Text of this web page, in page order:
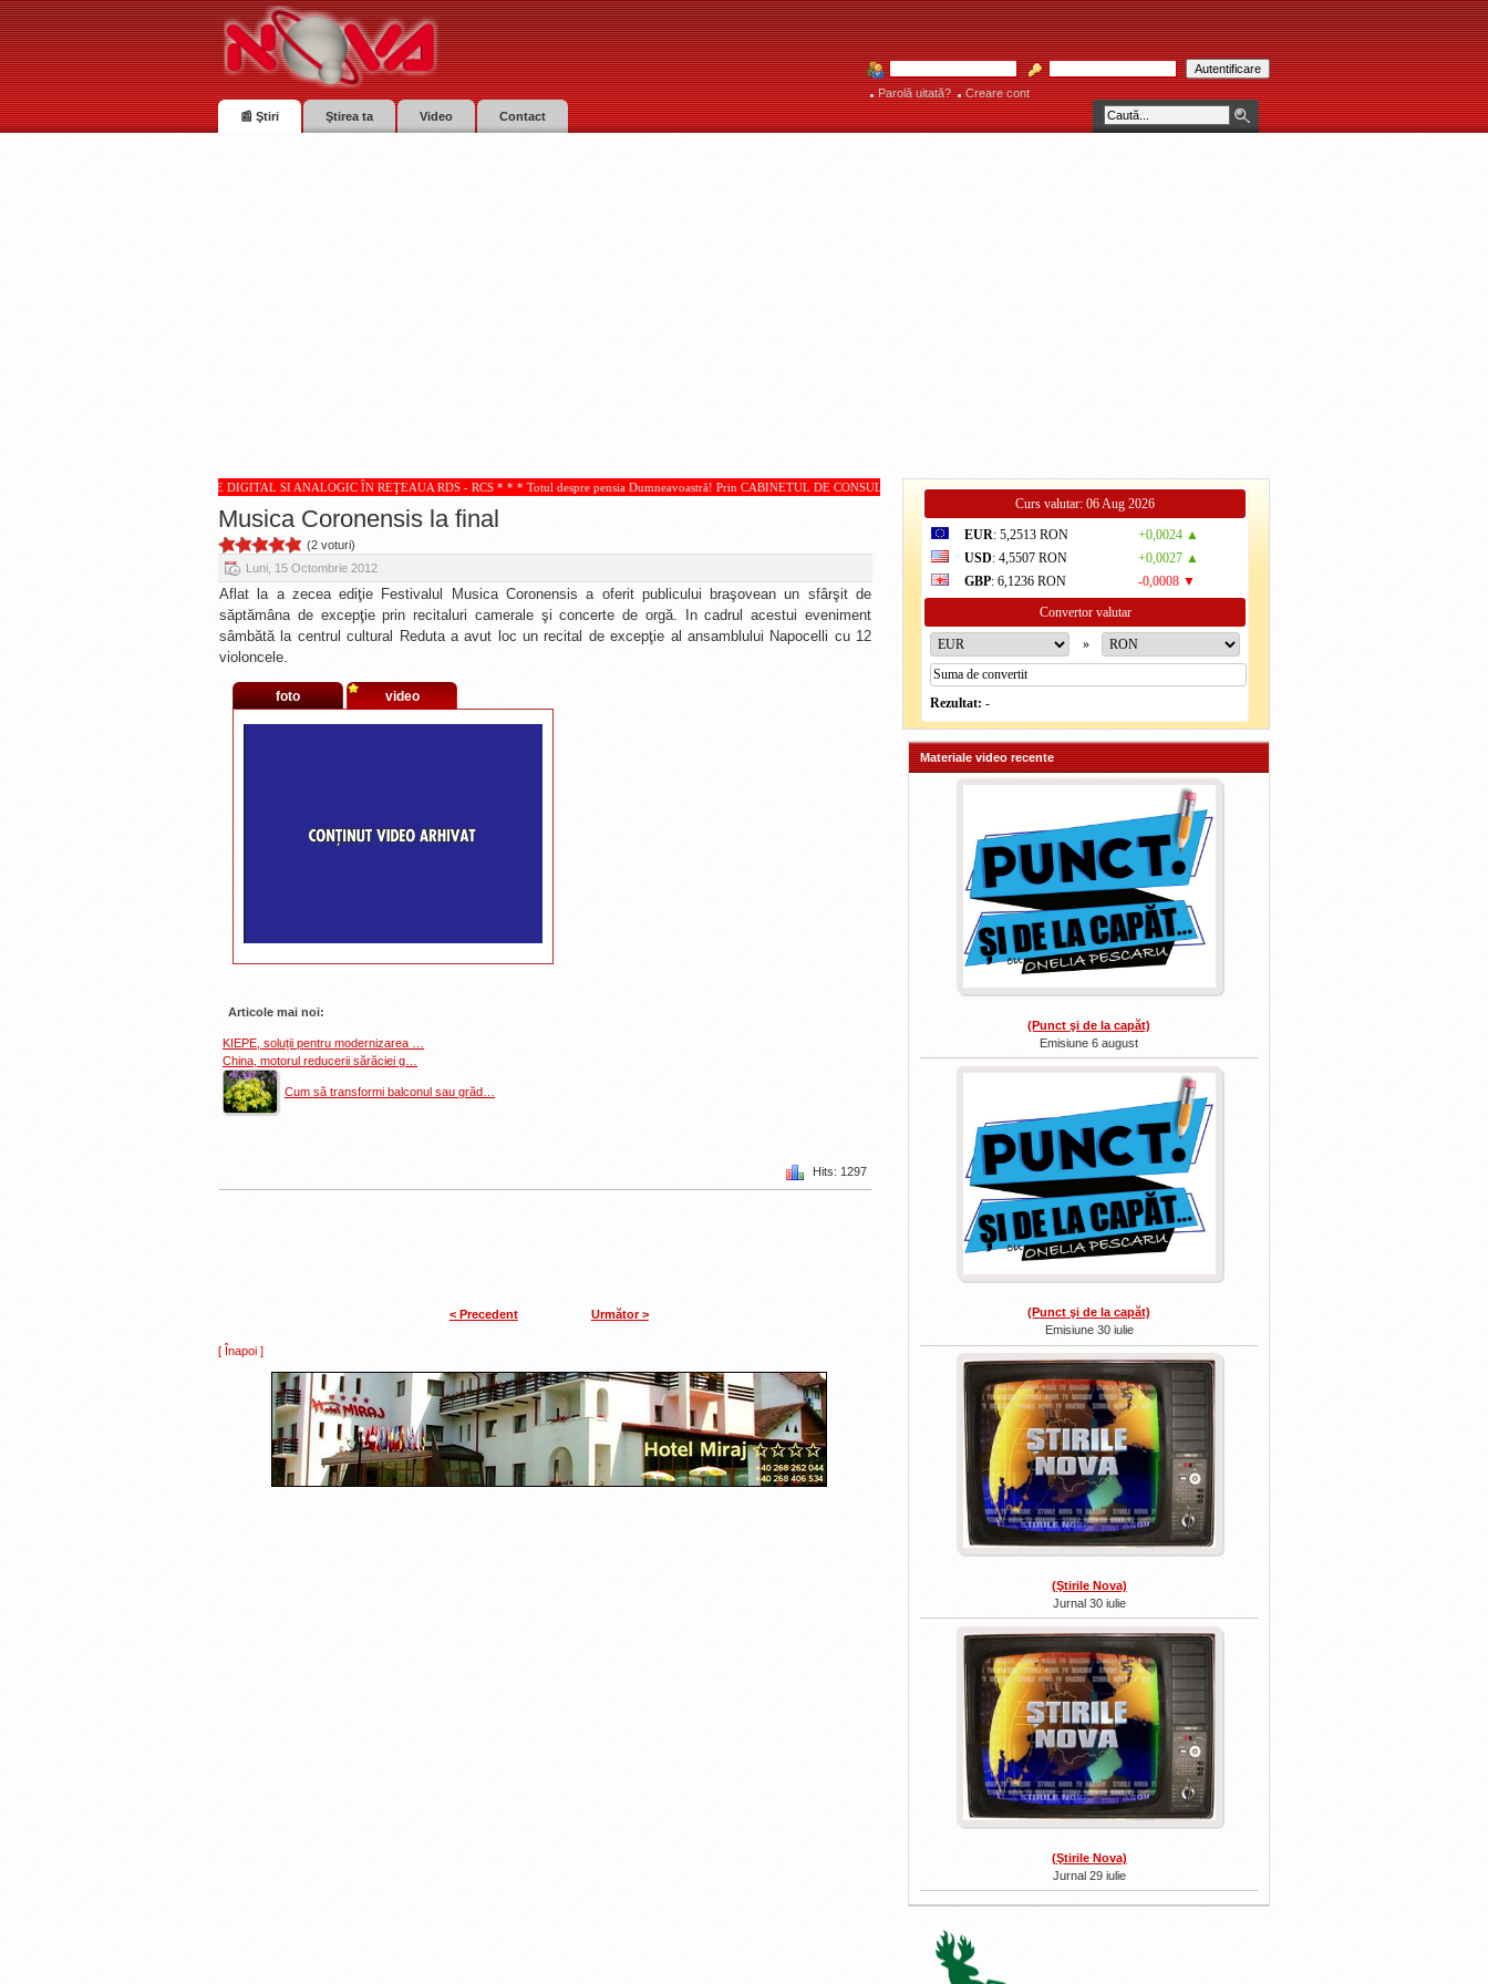
Parolă uitată?
Creare cont
📰 Ştiri
Ştirea ta Video Contact
TV SUNT RECEPŢIONATE DIGITAL SI ANALOGIC ÎN REŢEAUA RDS - RCS * * * Totul despre pensia Dumneavoastră! Prin CABINETUL DE CONSULTANŢĂ PENSII, acordate de IOAN PAMPARĂU! * * * Consultaţiile se acordă individual pe bază de programare telefonică
Musica Coronensis la final
(2 voturi)
Luni, 15 Octombrie 2012
Aflat la a zecea ediţie Festivalul Musica Coronensis a oferit publicului braşovean un sfârşit de
săptămâna de excepţie prin recitaluri camerale şi concerte de orgă. In cadrul acestui eveniment
sâmbătă la centrul cultural Reduta a avut loc un recital de excepţie al ansamblului Napocelli cu 12
violoncele.
foto video
Articole mai noi:
KIEPE, soluții pentru modernizarea …
China, motorul reducerii sărăciei g…
Cum să transformi balconul sau grăd…
Hits: 1297
< Precedent Următor >
[ Înapoi ]
Curs valutar: 06 Aug 2026
EUR: 5,2513 RON
+0,0024 ▲
USD: 4,5507 RON
+0,0027 ▲
GBP: 6,1236 RON
-0,0008 ▼
Convertor valutar
»
Rezultat: -
Materiale video recente
(Punct şi de la capăt)
Emisiune 6 august
(Punct şi de la capăt)
Emisiune 30 iulie
(Ştirile Nova)
Jurnal 30 iulie
(Ştirile Nova)
Jurnal 29 iulie